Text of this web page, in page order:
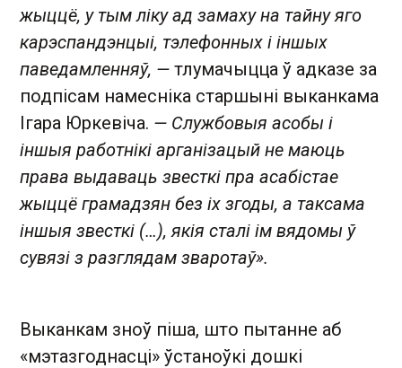
жыццё, у тым ліку ад замаху на тайну яго
карэспандэнцыі, тэлефонных і іншых
паведамленняў, — тлумачыцца ў адказе за
подпісам намесніка старшыні выканкама
Ігара Юркевіча. — Службовыя асобы і
іншыя работнікі арганізацый не маюць
права выдаваць звесткі пра асабістае
жыццё грамадзян без іх згоды, а таксама
іншыя звесткі (…), якія сталі ім вядомы ў
сувязі з разглядам зваротаў».
Выканкам зноў піша, што пытанне аб
«мэтазгоднасці» ўстаноўкі дошкі